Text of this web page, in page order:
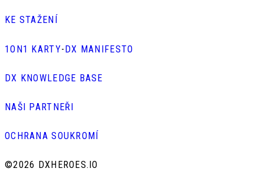
KE STAŽENÍ
1ON1 KARTY-DX MANIFESTO
DX KNOWLEDGE BASE
NAŠI PARTNEŘI
OCHRANA SOUKROMÍ
©2026 DXHEROES.IO